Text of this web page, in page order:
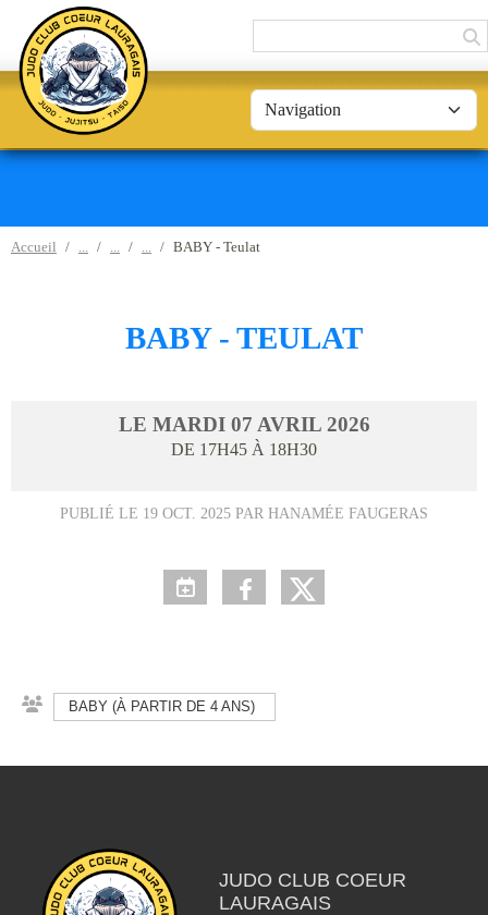
Accueil BABY - Teulat
BABY - TEULAT
LE MARDI 07 AVRIL 2026
DE 17H45 À 18H30
PUBLIÉ LE 19 OCT. 2025 PAR HANAMÉE FAUGERAS
BABY (À PARTIR DE 4 ANS)
JUDO CLUB COEUR
LAURAGAIS
Panneau de gestion des cookies